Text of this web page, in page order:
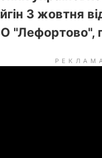
3 жовтня
"Лефортово",
РЕКЛАМА